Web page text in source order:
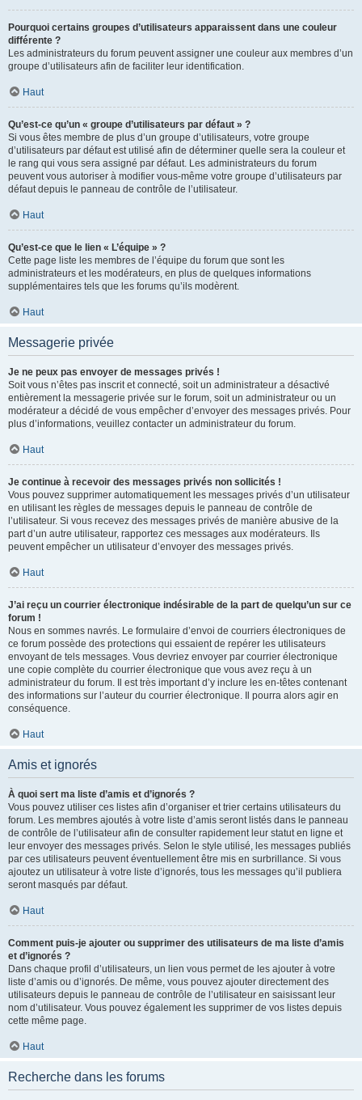
Pourquoi certains groupes d’utilisateurs apparaissent dans une couleur
différente ?
Les administrateurs du forum peuvent assigner une couleur aux membres d’un
groupe d’utilisateurs afin de faciliter leur identification.
Haut
Qu’est-ce qu’un « groupe d’utilisateurs par défaut » ?
Si vous êtes membre de plus d’un groupe d’utilisateurs, votre groupe
d’utilisateurs par défaut est utilisé afin de déterminer quelle sera la couleur et
le rang qui vous sera assigné par défaut. Les administrateurs du forum
peuvent vous autoriser à modifier vous-même votre groupe d’utilisateurs par
défaut depuis le panneau de contrôle de l’utilisateur.
Haut
Qu’est-ce que le lien « L’équipe » ?
Cette page liste les membres de l’équipe du forum que sont les
administrateurs et les modérateurs, en plus de quelques informations
supplémentaires tels que les forums qu’ils modèrent.
Haut
Messagerie privée
Je ne peux pas envoyer de messages privés !
Soit vous n’êtes pas inscrit et connecté, soit un administrateur a désactivé
entièrement la messagerie privée sur le forum, soit un administrateur ou un
modérateur a décidé de vous empêcher d’envoyer des messages privés. Pour
plus d’informations, veuillez contacter un administrateur du forum.
Haut
Je continue à recevoir des messages privés non sollicités !
Vous pouvez supprimer automatiquement les messages privés d’un utilisateur
en utilisant les règles de messages depuis le panneau de contrôle de
l’utilisateur. Si vous recevez des messages privés de manière abusive de la
part d’un autre utilisateur, rapportez ces messages aux modérateurs. Ils
peuvent empêcher un utilisateur d’envoyer des messages privés.
Haut
J’ai reçu un courrier électronique indésirable de la part de quelqu’un sur ce
forum !
Nous en sommes navrés. Le formulaire d’envoi de courriers électroniques de
ce forum possède des protections qui essaient de repérer les utilisateurs
envoyant de tels messages. Vous devriez envoyer par courrier électronique
une copie complète du courrier électronique que vous avez reçu à un
administrateur du forum. Il est très important d’y inclure les en-têtes contenant
des informations sur l’auteur du courrier électronique. Il pourra alors agir en
conséquence.
Haut
Amis et ignorés
À quoi sert ma liste d’amis et d’ignorés ?
Vous pouvez utiliser ces listes afin d’organiser et trier certains utilisateurs du
forum. Les membres ajoutés à votre liste d’amis seront listés dans le panneau
de contrôle de l’utilisateur afin de consulter rapidement leur statut en ligne et
leur envoyer des messages privés. Selon le style utilisé, les messages publiés
par ces utilisateurs peuvent éventuellement être mis en surbrillance. Si vous
ajoutez un utilisateur à votre liste d’ignorés, tous les messages qu’il publiera
seront masqués par défaut.
Haut
Comment puis-je ajouter ou supprimer des utilisateurs de ma liste d’amis
et d’ignorés ?
Dans chaque profil d’utilisateurs, un lien vous permet de les ajouter à votre
liste d’amis ou d’ignorés. De même, vous pouvez ajouter directement des
utilisateurs depuis le panneau de contrôle de l’utilisateur en saisissant leur
nom d’utilisateur. Vous pouvez également les supprimer de vos listes depuis
cette même page.
Haut
Recherche dans les forums